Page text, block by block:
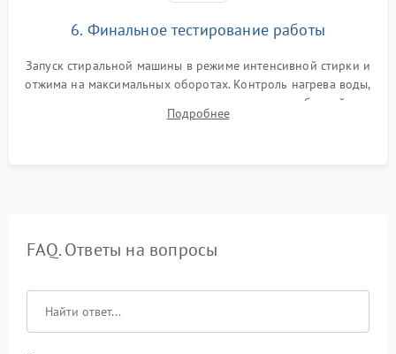
6. Финальное тестирование работы
Запуск стиральной машины в режиме интенсивной стирки и
отжима на максимальных оборотах. Контроль нагрева воды,
корректности слива, отсутствия излишних вибраций,
посторонних стуков и протечек под корпусом.
Подробнее
FAQ. Ответы на вопросы